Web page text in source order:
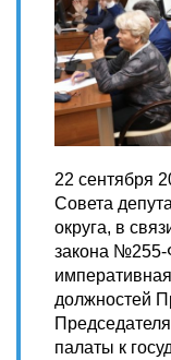
22 сентября
Совета
округа, в
закона №255-
должностей
палаты к